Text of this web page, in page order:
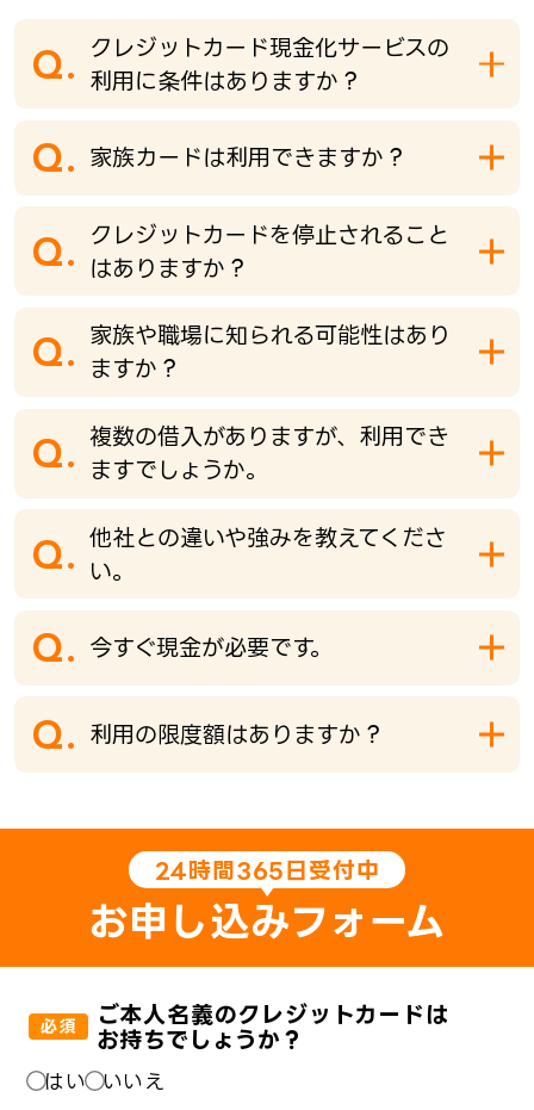
Q.
クレジットカード現金化サービスの
利用に条件はありますか？
Q. 家族カードは利用できますか？
Q.
クレジットカードを停止されること
はありますか？
Q.
家族や職場に知られる可能性はあり
ますか？
Q.
複数の借入がありますが、利用でき
ますでしょうか。
Q.
他社との違いや強みを教えてくださ
い。
Q. 今すぐ現金が必要です。
Q. 利用の限度額はありますか？
24時間365日受付中
お申し込みフォーム
必須
ご本人名義のクレジットカードは
お持ちでしょうか？
はい いいえ